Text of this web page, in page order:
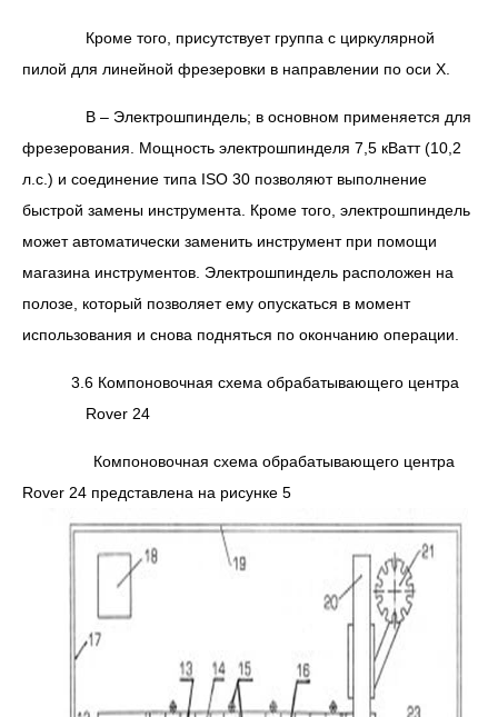
Кроме того, присутствует группа с циркулярной
пилой для линейной фрезеровки в направлении по оси Х.
В – Электрошпиндель; в основном применяется для
фрезерования. Мощность электрошпинделя 7,5 кВатт (10,2
л.с.) и соединение типа ISO 30 позволяют выполнение
быстрой замены инструмента. Кроме того, электрошпиндель
может автоматически заменить инструмент при помощи
магазина инструментов. Электрошпиндель расположен на
полозе, который позволяет ему опускаться в момент
использования и снова подняться по окончанию операции.
3.6 Компоновочная схема обрабатывающего центра
Rover 24
Компоновочная схема обрабатывающего центра
Rover 24 представлена на рисунке 5